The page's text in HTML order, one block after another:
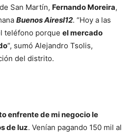
San Martín, Fernando Moreira,
Buenos AiresI12. “Hoy a las
teléfono porque el mercado
“, sumó Alejandro Tsolis,
del distrito.
enfrente de mi negocio le
de luz. Venían pagando 150 mil al